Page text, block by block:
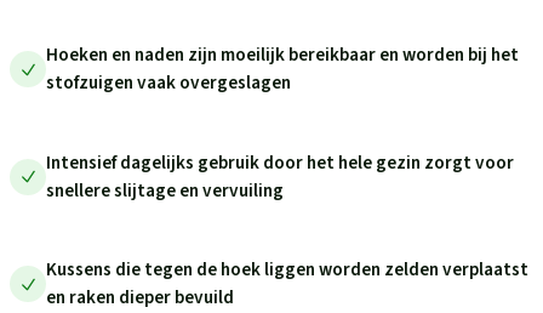
Hoeken en naden zijn moeilijk bereikbaar en worden bij het
stofzuigen vaak overgeslagen
Intensief dagelijks gebruik door het hele gezin zorgt voor
snellere slijtage en vervuiling
Kussens die tegen de hoek liggen worden zelden verplaatst
en raken dieper bevuild